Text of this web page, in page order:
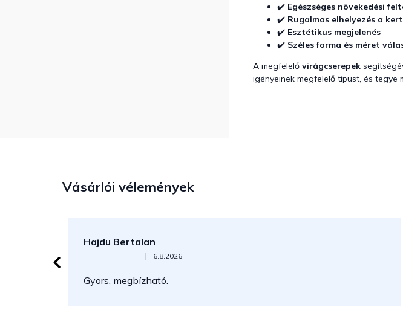
✔️ Egészséges növekedési
✔️ Rugalmas elhelyezés a
✔️ Esztétikus megjelenés
✔️ Széles forma és méret
A megfelelő virágcserepek
igényeinek megfelelő típust, és
Vásárlói vélemények
Hajdu Bertalan
Az áruház értékelése 5-ből 5 csillag.
| 6.8.2026
Gyors, megbízható.